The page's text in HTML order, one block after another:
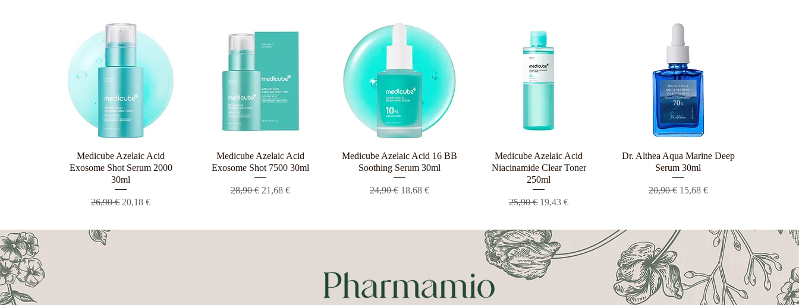
Γρήγορη προβολή
Medicube Azelaic Acid
Exosome Shot Serum 2000
30ml
Κανονική τιμή
26,90 € Τιμή Έκπτωσης
20,18 €
Γρήγορη προβολή
Medicube Azelaic Acid
Exosome Shot 7500 30ml
Κανονική τιμή
28,90 € Τιμή Έκπτωσης
21,68 €
Γρήγορη προβολή
Medicube Azelaic Acid 16 BB
Soothing Serum 30ml
Κανονική τιμή
24,90 € Τιμή Έκπτωσης
18,68 €
Γρήγορη προβολή
Medicube Azelaic Acid
Niacinamide Clear Toner
250ml
Κανονική τιμή
25,90 € Τιμή Έκπτωσης
19,43 €
Γρήγορη προβολή
Dr. Althea Aqua Marine Deep
Serum 30ml
Κανονική τιμή
20,90 € Τιμή Έκπτωσης
15,68 €